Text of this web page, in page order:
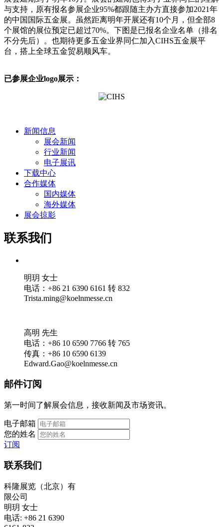
与支持，原有报名参展企业95%都跟随主办方直接参加2021年
的中国国际五金展。虽然距离明年开展还有10个月，但全部8
个展馆的展位预定已超过70%。下图是已报名企业名单（排名
不分先后）。也期待更多五金业界同仁加入CIHS五金展平
台，搭上全球五金贸易顺风车。
已参展企业logo展示：
新闻信息
展会新闻
行业新闻
电子展讯
下载中心
合作媒体
国内媒体
海外媒体
展会掠影
联系我们
明玥 女士
电话：+86 21 6390 6161 转 832
Trista.ming@koelnmesse.cn
高明 先生
电话：+86 10 6590 7766 转 765
传真：+86 10 6590 6139
Edward.Gao@koelnmesse.cn
邮件订阅
第一时间了解展会信息，接收新闻及市场资讯。
电子邮箱
您的姓名
订阅
联系我们
科隆展览（北京）有
限公司
明玥 女士
电话: +86 21 6390